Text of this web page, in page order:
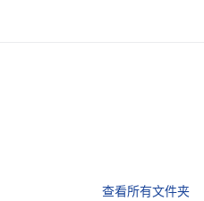
查看所有文件夹